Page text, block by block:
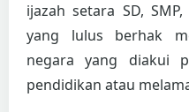
ijazah setara SD,
yang lulus berhak
negara yang diakui
pendidikan atau